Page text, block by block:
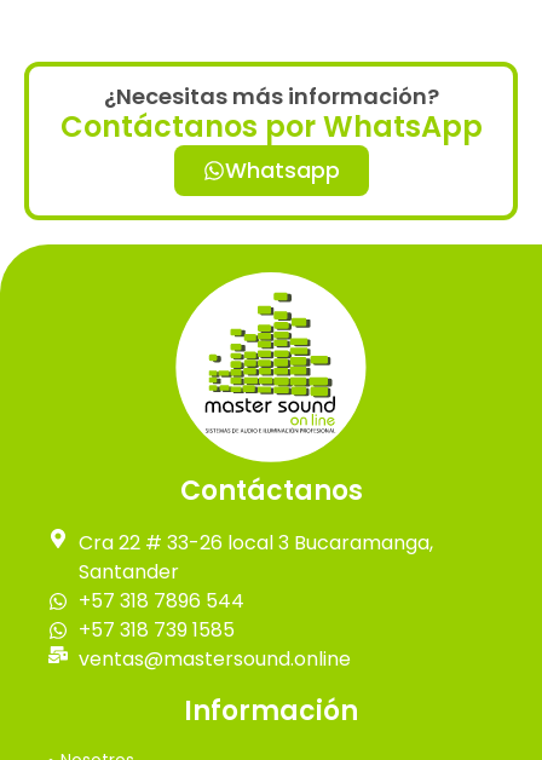
¿Necesitas más información?
Contáctanos por WhatsApp
Whatsapp
Contáctanos
Cra 22 # 33-26 local 3 Bucaramanga,
Santander
+57 318 7896 544
+57 318 739 1585
ventas@mastersound.online
Información